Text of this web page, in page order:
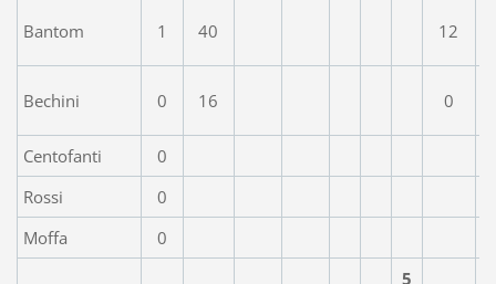
Bantom 1 40 12
Bechini 0 16 0
Centofanti
0
Rossi
0
Moffa
0
5